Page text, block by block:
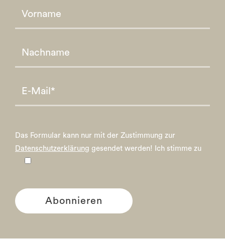
Das Formular kann nur mit der Zustimmung zur
Datenschutzerklärung gesendet werden! Ich stimme zu